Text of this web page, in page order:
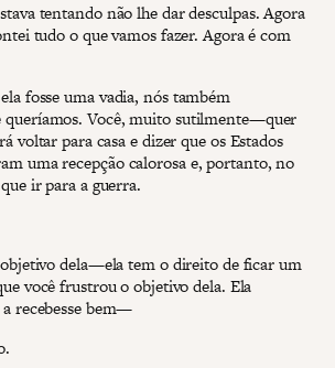
tentando não lhe dar desculpas. Agora
tudo o que vamos fazer. Agora é com
fosse uma vadia, nós também
queríamos. Você, muito sutilmente—quer
voltar para casa e dizer que os Estados
uma recepção calorosa e, portanto, no
ir para a guerra.
dela—ela tem o direito de ficar um
você frustrou o objetivo dela. Ela
recebesse bem—